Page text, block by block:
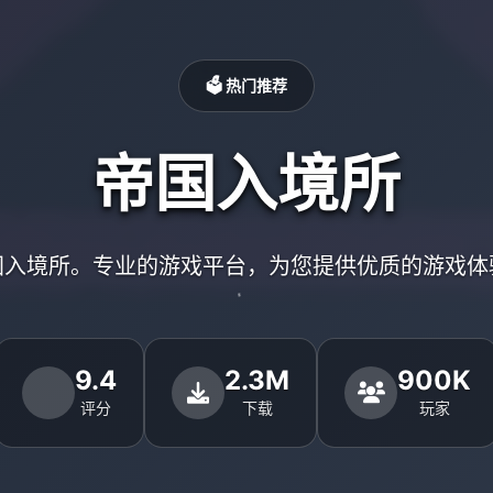
🗳️ 热门推荐
帝国入境所
境所。专业的游戏平台，为您提供优质的游戏
9.4
评分
2.3M
下载
900K
玩家